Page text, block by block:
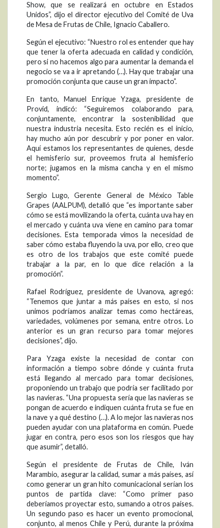
Show, que se realizará en octubre en Estados
Unidos”, dijo el director ejecutivo del Comité de Uva
de Mesa de Frutas de Chile, Ignacio Caballero.
Según el ejecutivo: “Nuestro rol es entender que hay
que tener la oferta adecuada en calidad y condición,
pero si no hacemos algo para aumentar la demanda el
negocio se va a ir apretando (…). Hay que trabajar una
promoción conjunta que cause un gran impacto”.
En tanto, Manuel Enrique Yzaga, presidente de
Provid, indicó: “Seguiremos colaborando para,
conjuntamente, encontrar la sostenibilidad que
nuestra industria necesita. Esto recién es el inicio,
hay mucho aún por descubrir y por poner en valor.
Aquí estamos los representantes de quienes, desde
el hemisferio sur, proveemos fruta al hemisferio
norte; jugamos en la misma cancha y en el mismo
momento”.
Sergio Lugo, Gerente General de México Table
Grapes (AALPUM), detalló que “es importante saber
cómo se está movilizando la oferta, cuánta uva hay en
el mercado y cuánta uva viene en camino para tomar
decisiones. Esta temporada vimos la necesidad de
saber cómo estaba fluyendo la uva, por ello, creo que
es otro de los trabajos que este comité puede
trabajar a la par, en lo que dice relación a la
promoción”.
Rafael Rodríguez, presidente de Uvanova, agregó:
“Tenemos que juntar a más países en esto, si nos
unimos podríamos analizar temas como hectáreas,
variedades, volúmenes por semana, entre otros. Lo
anterior es un gran recurso para tomar mejores
decisiones”, dijo.
Para Yzaga existe la necesidad de contar con
información a tiempo sobre dónde y cuánta fruta
está llegando al mercado para tomar decisiones,
proponiendo un trabajo que podría ser facilitado por
las navieras. “Una propuesta sería que las navieras se
pongan de acuerdo e indiquen cuánta fruta se fue en
la nave y a qué destino (…). A lo mejor las navieras nos
pueden ayudar con una plataforma en común. Puede
jugar en contra, pero esos son los riesgos que hay
que asumir”, detalló.
Según el presidente de Frutas de Chile, Iván
Marambio, asegurar la calidad, sumar a más países, así
como generar un gran hito comunicacional serían los
puntos de partida clave: “Como primer paso
deberíamos proyectar esto, sumando a otros países.
Un segundo paso es hacer un evento promocional,
conjunto, al menos Chile y Perú, durante la próxima